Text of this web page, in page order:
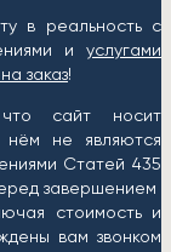
в реальность с
и услугами
заказ!
сайт носит
не являются
Статей 435
завершением
стоимость и
вам звонком